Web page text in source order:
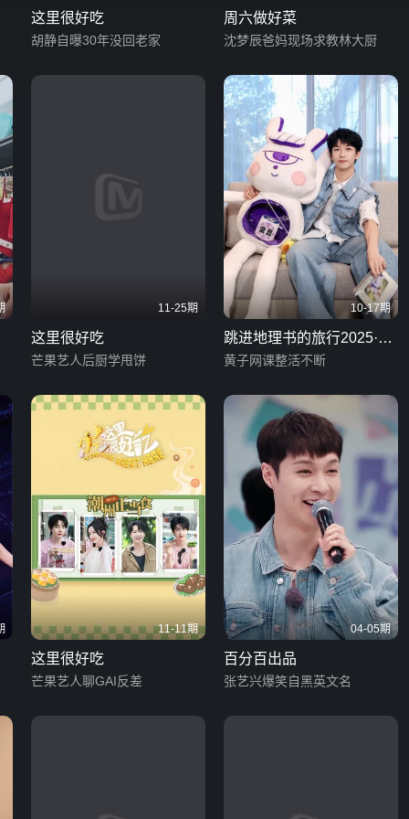
这里很好吃
胡静自曝30年没回老家
周六做好菜
沈梦辰爸妈现场求教林大厨
11-25期
这里很好吃
芒果艺人后厨学甩饼
10-17期
跳进地理书的旅行2025·青
海篇
黄子网课整活不断
11-11期
这里很好吃
芒果艺人聊GAI反差
04-05期
百分百出品
张艺兴爆笑自黑英文名